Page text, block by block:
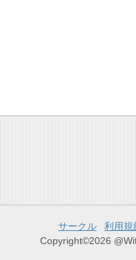
サークル 利用規
Copyright©2026